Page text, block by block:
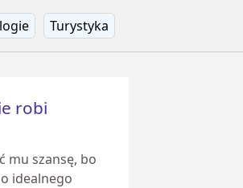
Turystyka
robi
mu szansę, bo
idealnego